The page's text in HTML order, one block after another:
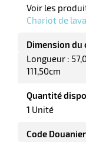
Voir les
Chariot de
Dimension du
Longueur :
111,50cm
Quantité
1 Unité
Code Douanier